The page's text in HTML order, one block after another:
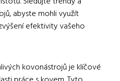
abyste mohli využít
efektivity vašeho
kovonástrojů je klíčové